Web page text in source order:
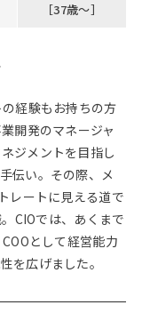
［37歳～］
経験もお持ちの方
開発のマネージャ
ジメントを目指し
伝い。その際、メ
レートに見える道で
CIOでは、あくまで
として経営能力
を広げました。